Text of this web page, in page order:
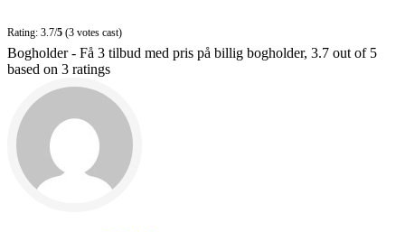
Rating: 3.7/5 (3 votes cast)
Bogholder - Få 3 tilbud med pris på billig bogholder, 3.7 out of 5
based on 3 ratings